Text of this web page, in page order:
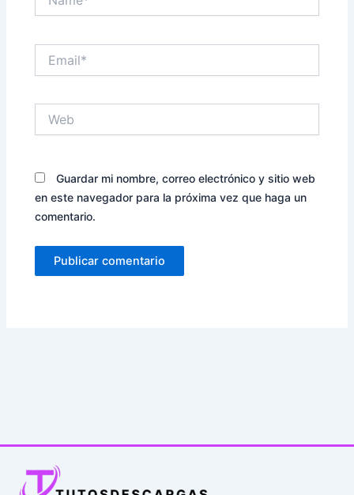
Guardar mi nombre, correo electrónico y sitio web
en este navegador para la próxima vez que haga un
comentario.